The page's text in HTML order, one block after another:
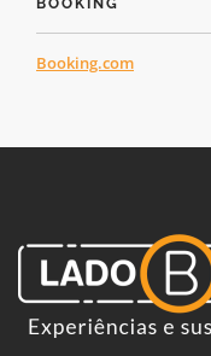
BOOKING
Booking.com